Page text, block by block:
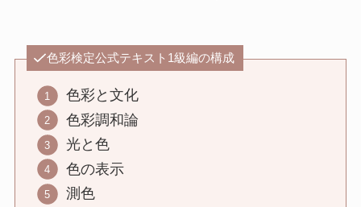
色彩検定公式テキスト1級編の構成
色彩と文化
色彩調和論
光と色
色の表示
測色